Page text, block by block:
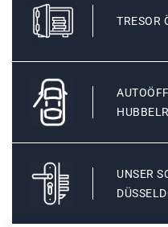
TRESOR
UNSER